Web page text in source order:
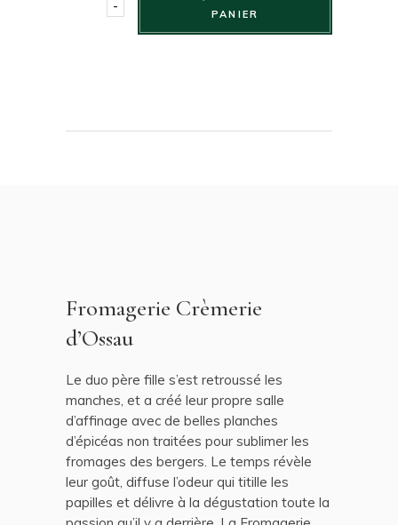
-
PANIER
Fromagerie Crèmerie
d’Ossau
Le duo père fille s’est retroussé les
manches, et a créé leur propre salle
d’affinage avec de belles planches
d’épicéas non traitées pour sublimer les
fromages des bergers. Le temps révèle
leur goût, diffuse l’odeur qui titille les
papilles et délivre à la dégustation toute la